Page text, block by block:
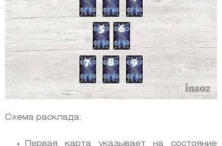
Схема расклада:
Первая карта указывает на состояние